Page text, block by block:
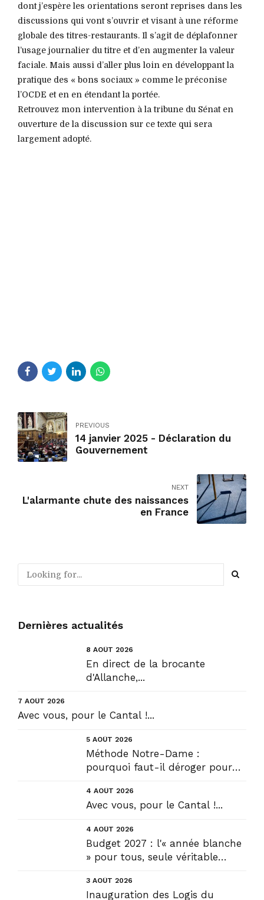
dont j’espère les orientations seront reprises dans les
discussions qui vont s’ouvrir et visant à une réforme
globale des titres-restaurants. Il s’agit de déplafonner
l’usage journalier du titre et d’en augmenter la valeur
faciale. Mais aussi d’aller plus loin en développant la
pratique des « bons sociaux » comme le préconise
l’OCDE et en en étendant la portée.
Retrouvez mon intervention à la tribune du Sénat en
ouverture de la discussion sur ce texte qui sera
largement adopté.
PREVIOUS
14 janvier 2025 - Déclaration du
Gouvernement
NEXT
L'alarmante chute des naissances
en France
Dernières actualités
8 AOÛT 2026
En direct de la brocante
d'Allanche,...
7 AOÛT 2026
Avec vous, pour le Cantal !...
5 AOÛT 2026
Méthode Notre-Dame :
pourquoi faut-il déroger pour
4 AOÛT 2026
Avec vous, pour le Cantal !...
4 AOÛT 2026
Budget 2027 : l'« année blanche
» pour tous, seule véritable
3 AOÛT 2026
Inauguration des Logis du